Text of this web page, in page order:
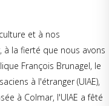
et à nos
à la fierté que nous avons
François Brunagel, le
à l'étranger (UIAE),
à Colmar, l'UIAE a fêté